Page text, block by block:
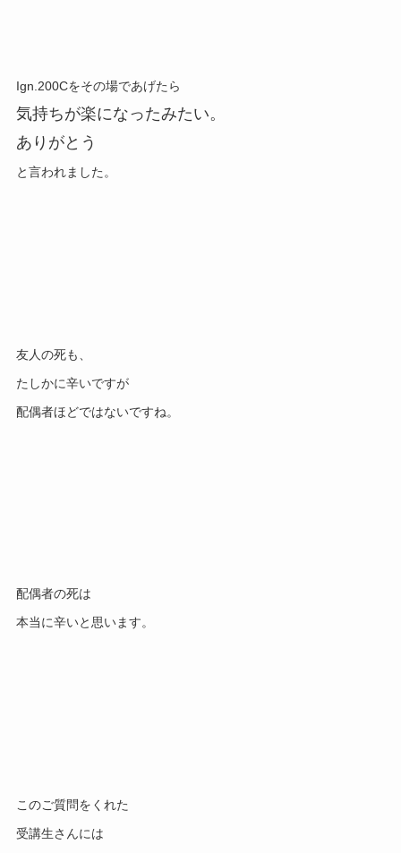
Ign.200Cをその場であげたら
気持ちが楽になったみたい。
ありがとう
と言われました。
友人の死も、
たしかに辛いですが
配偶者ほどではないですね。
配偶者の死は
本当に辛いと思います。
このご質問をくれた
受講生さんには